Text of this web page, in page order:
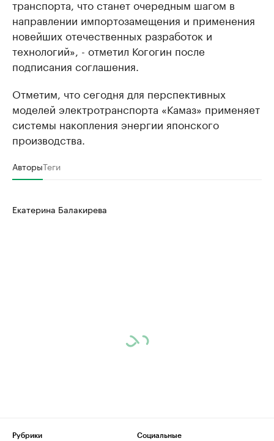
транспорта, что станет очередным шагом в
направлении импортозамещения и применения
новейших отечественных разработок и
технологий», - отметил Когогин после
подписания соглашения.
Отметим, что сегодня для перспективных
моделей электротранспорта «Камаз» применяет
системы накопления энергии японского
производства.
АвторыТеги
Екатерина Балакирева
Рубрики
Социальные